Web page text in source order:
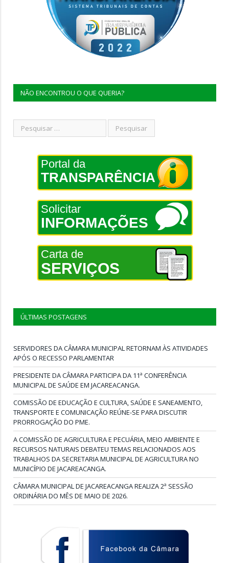
NÃO ENCONTROU O QUE QUERIA?
Portal da
TRANSPARÊNCIA
Solicitar
INFORMAÇÕES
Carta de
SERVIÇOS
ÚLTIMAS POSTAGENS
SERVIDORES DA CÂMARA MUNICIPAL RETORNAM ÀS ATIVIDADES
APÓS O RECESSO PARLAMENTAR
PRESIDENTE DA CÂMARA PARTICIPA DA 11ª CONFERÊNCIA
MUNICIPAL DE SAÚDE EM JACAREACANGA.
COMISSÃO DE EDUCAÇÃO E CULTURA, SAÚDE E SANEAMENTO,
TRANSPORTE E COMUNICAÇÃO REÚNE-SE PARA DISCUTIR
PRORROGAÇÃO DO PME.
A COMISSÃO DE AGRICULTURA E PECUÁRIA, MEIO AMBIENTE E
RECURSOS NATURAIS DEBATEU TEMAS RELACIONADOS AOS
TRABALHOS DA SECRETARIA MUNICIPAL DE AGRICULTURA NO
MUNICÍPIO DE JACAREACANGA.
CÂMARA MUNICIPAL DE JACAREACANGA REALIZA 2ª SESSÃO
ORDINÁRIA DO MÊS DE MAIO DE 2026.